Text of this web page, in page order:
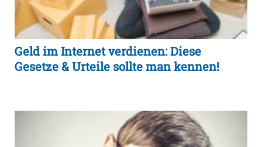
Geld im Internet verdienen: Diese
Gesetze & Urteile sollte man kennen!